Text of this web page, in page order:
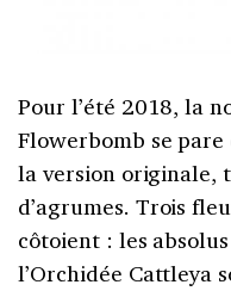
Pour l’été 2018, la
Flowerbomb se
la version originale,
d’agrumes. Trois
côtoient : les
l’Orchidée Cattleya